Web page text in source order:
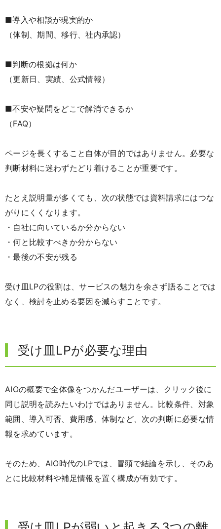
■導入や相談が現実的か
（体制、期間、移行、社内承認）
■判断の根拠は何か
（更新日、実績、公式情報）
■不安や疑問をどこで解消できるか
（FAQ）
ページを長くすること自体が目的ではありません。必要な
判断材料に迷わずたどり着けることが重要です。
たとえ説明量が多くても、次の状態では資料請求にはつな
がりにくくなります。
・自社に向いているか分からない
・何と比較すべきか分からない
・最後の不安が残る
受け皿LPの役割は、サービスの魅力を余さず語ることでは
なく、検討を止める要因を減らすことです。
受け皿LPが必要な理由
AIOの概要で全体像をつかんだユーザーは、クリック後に
同じ説明を読みたいわけではありません。比較条件、対象
範囲、導入可否、費用感、体制など、次の判断に必要な情
報を求めています。
そのため、AIO時代のLPでは、冒頭で結論を示し、そのあ
とに比較材料や補足情報を置く構成が有効です。